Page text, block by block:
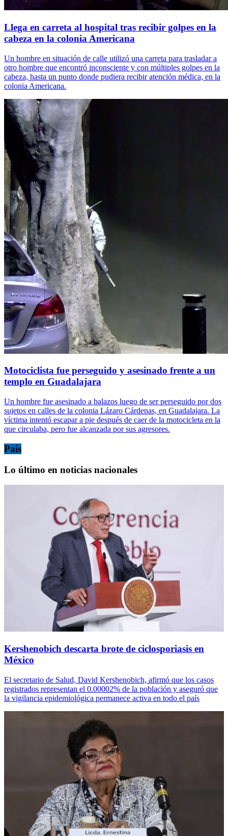
Llega en carreta al hospital tras recibir golpes en la
cabeza en la colonia Americana
Un hombre en situación de calle utilizó una carreta para trasladar a
otro hombre que encontró inconsciente y con múltiples golpes en la
cabeza, hasta un punto donde pudiera recibir atención médica, en la
colonia Americana.
Motociclista fue perseguido y asesinado frente a un
templo en Guadalajara
Un hombre fue asesinado a balazos luego de ser perseguido por dos
sujetos en calles de la colonia Lázaro Cárdenas, en Guadalajara. La
víctima intentó escapar a pie después de caer de la motocicleta en la
que circulaba, pero fue alcanzada por sus agresores.
País
Lo último en noticias nacionales
Kershenobich descarta brote de ciclosporiasis en
México
El secretario de Salud, David Kershenobich, afirmó que los casos
registrados representan el 0.00002% de la población y aseguró que
la vigilancia epidemiológica permanece activa en todo el país